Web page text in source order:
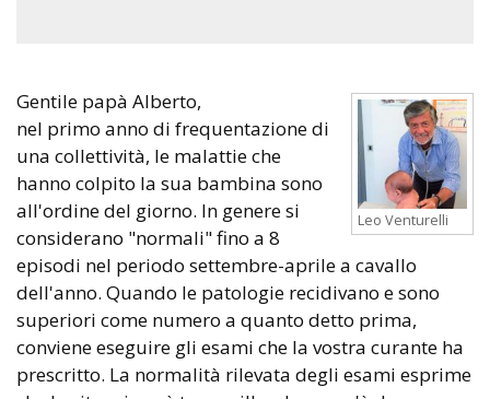
Leo Venturelli
Gentile papà Alberto,
nel primo anno di frequentazione di
una collettività, le malattie che
hanno colpito la sua bambina sono
all'ordine del giorno. In genere si
considerano "normali" fino a 8
episodi nel periodo settembre-aprile a cavallo
dell'anno. Quando le patologie recidivano e sono
superiori come numero a quanto detto prima,
conviene eseguire gli esami che la vostra curante ha
prescritto. La normalità rilevata degli esami esprime